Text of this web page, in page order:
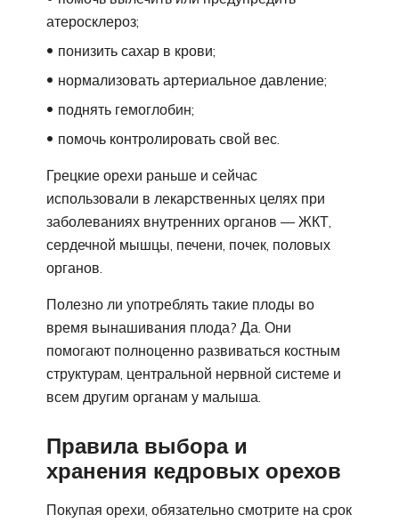
атеросклероз;
понизить сахар в крови;
нормализовать артериальное давление;
поднять гемоглобин;
помочь контролировать свой вес.
Грецкие орехи раньше и сейчас
использовали в лекарственных целях при
заболеваниях внутренних органов — ЖКТ,
сердечной мышцы, печени, почек, половых
органов.
Полезно ли употреблять такие плоды во
время вынашивания плода? Да. Они
помогают полноценно развиваться костным
структурам, центральной нервной системе и
всем другим органам у малыша.
Правила выбора и
хранения кедровых орехов
Покупая орехи, обязательно смотрите на срок